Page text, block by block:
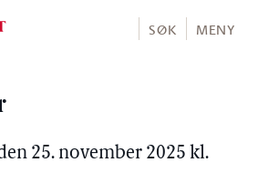
SØK MENY
25. november 2025 kl.